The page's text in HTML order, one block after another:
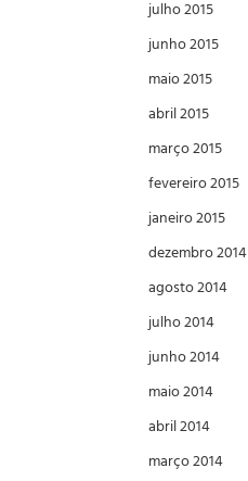
julho 2015
junho 2015
maio 2015
abril 2015
março 2015
fevereiro 2015
janeiro 2015
dezembro 2014
agosto 2014
julho 2014
junho 2014
maio 2014
abril 2014
março 2014